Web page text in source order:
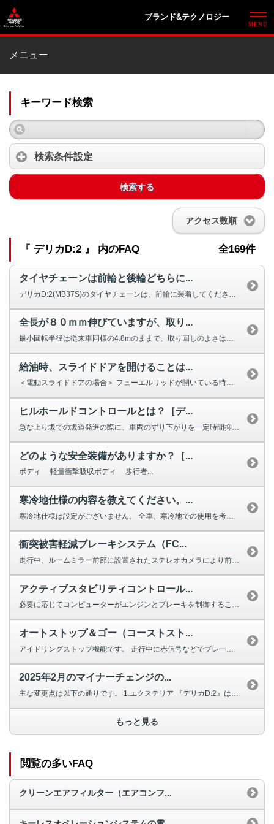
ブランド&テクノロジー
メニュー
キーワード検索
検索条件設定
検索する
アクセス数順
『 デリカD:2 』 内のFAQ 全169件
タイヤチェーンは前輪と後輪どちらに...
全長が８０ｍｍ伸びていますが、取り...
最小回転半径は従来車同様の4.8mのままで、取り回しのよさは変わらず、荷室...
給油時、スライドドアを開けることは...
＜電動スライドドアの場合＞ フューエルリッドが開いている時は、助手席側の...
ヒルホールドコントロールとは？［デ...
急な上り坂での坂道発進の際に、車両のずり下がりを一定時間抑制し、スムーズな...
どのような安全装備がありますか？［...
ボディ 軽量衝撃吸収ボディ 歩行者...
寒冷地仕様の内容を教えてください。...
衝突被害軽減ブレーキシステム（FC...
走行中、ルームミラー前部に設置されたステレオカメラにより前方の車両や障害物...
アクティブスタビリティコントロール...
必要に応じてコンピューターがエンジンとブレーキを制御することで、横滑りを抑...
オートストップ＆ゴー（コーストスト...
2025年2月のマイナーチェンジの...
主な変更点は以下の通りです。 1.エクステリア 『デリカD:2』は、メ...
もっと見る
閲覧の多いFAQ
クリーンエアフィルター（エアコンフ...